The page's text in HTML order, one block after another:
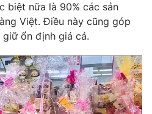
Podcast
biệt nữa là 90% các sản
Việt. Điều này cũng góp
ổn định giá cả.